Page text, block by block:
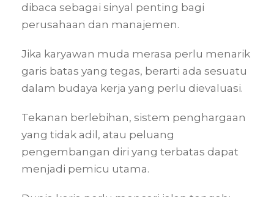
dibaca sebagai sinyal penting bagi
perusahaan dan manajemen.
Jika karyawan muda merasa perlu menarik
garis batas yang tegas, berarti ada sesuatu
dalam budaya kerja yang perlu dievaluasi.
Tekanan berlebihan, sistem penghargaan
yang tidak adil, atau peluang
pengembangan diri yang terbatas dapat
menjadi pemicu utama.